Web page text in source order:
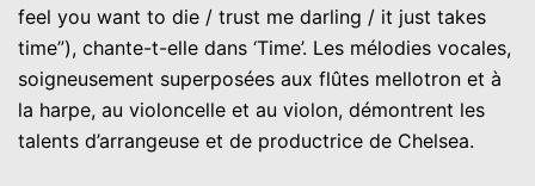
feel you want to die / trust me darling / it just takes
time”), chante-t-elle dans ‘Time’. Les mélodies vocales,
soigneusement superposées aux flûtes mellotron et à
la harpe, au violoncelle et au violon, démontrent les
talents d’arrangeuse et de productrice de Chelsea.